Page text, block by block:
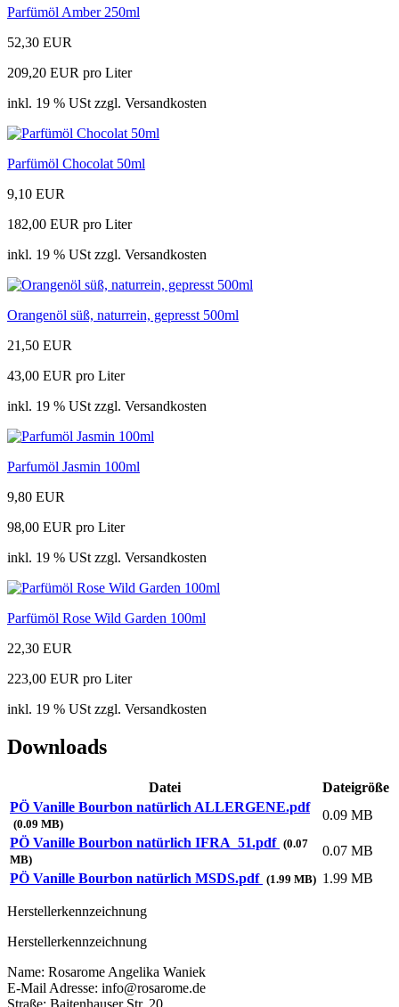
Parfümöl Amber 250ml
52,30 EUR
209,20 EUR pro Liter
inkl. 19 % USt zzgl. Versandkosten
Parfümöl Chocolat 50ml
9,10 EUR
182,00 EUR pro Liter
inkl. 19 % USt zzgl. Versandkosten
Orangenöl süß, naturrein, gepresst 500ml
21,50 EUR
43,00 EUR pro Liter
inkl. 19 % USt zzgl. Versandkosten
Parfumöl Jasmin 100ml
9,80 EUR
98,00 EUR pro Liter
inkl. 19 % USt zzgl. Versandkosten
Parfümöl Rose Wild Garden 100ml
22,30 EUR
223,00 EUR pro Liter
inkl. 19 % USt zzgl. Versandkosten
Downloads
Datei
Dateigröße
PÖ Vanille Bourbon natürlich ALLERGENE.pdf
(0.09 MB)
0.09 MB
PÖ Vanille Bourbon natürlich IFRA_51.pdf (0.07
MB)
0.07 MB
PÖ Vanille Bourbon natürlich MSDS.pdf (1.99 MB) 1.99 MB
Herstellerkennzeichnung
Herstellerkennzeichnung
Name: Rosarome Angelika Waniek
E-Mail Adresse: info@rosarome.de
Straße: Baitenhauser Str. 20